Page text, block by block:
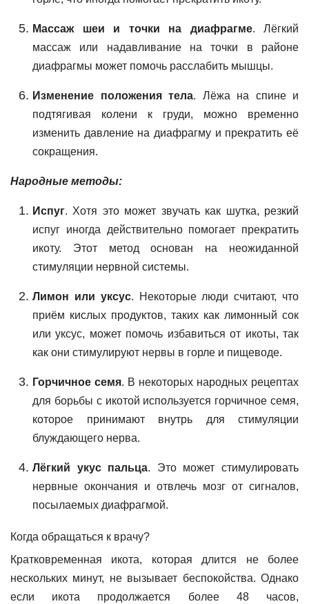
Массаж шеи и точки на диафрагме. Лёгкий
массаж или надавливание на точки в районе
диафрагмы может помочь расслабить мышцы.
Изменение положения тела. Лёжа на спине и
подтягивая колени к груди, можно временно
изменить давление на диафрагму и прекратить её
сокращения.
Народные методы:
Испуг. Хотя это может звучать как шутка, резкий
испуг иногда действительно помогает прекратить
икоту. Этот метод основан на неожиданной
стимуляции нервной системы.
Лимон или уксус. Некоторые люди считают, что
приём кислых продуктов, таких как лимонный сок
или уксус, может помочь избавиться от икоты, так
как они стимулируют нервы в горле и пищеводе.
Горчичное семя. В некоторых народных рецептах
для борьбы с икотой используется горчичное семя,
которое принимают внутрь для стимуляции
блуждающего нерва.
Лёгкий укус пальца. Это может стимулировать
нервные окончания и отвлечь мозг от сигналов,
посылаемых диафрагмой.
Когда обращаться к врачу?
Кратковременная икота, которая длится не более
нескольких минут, не вызывает беспокойства. Однако
если икота продолжается более 48 часов,